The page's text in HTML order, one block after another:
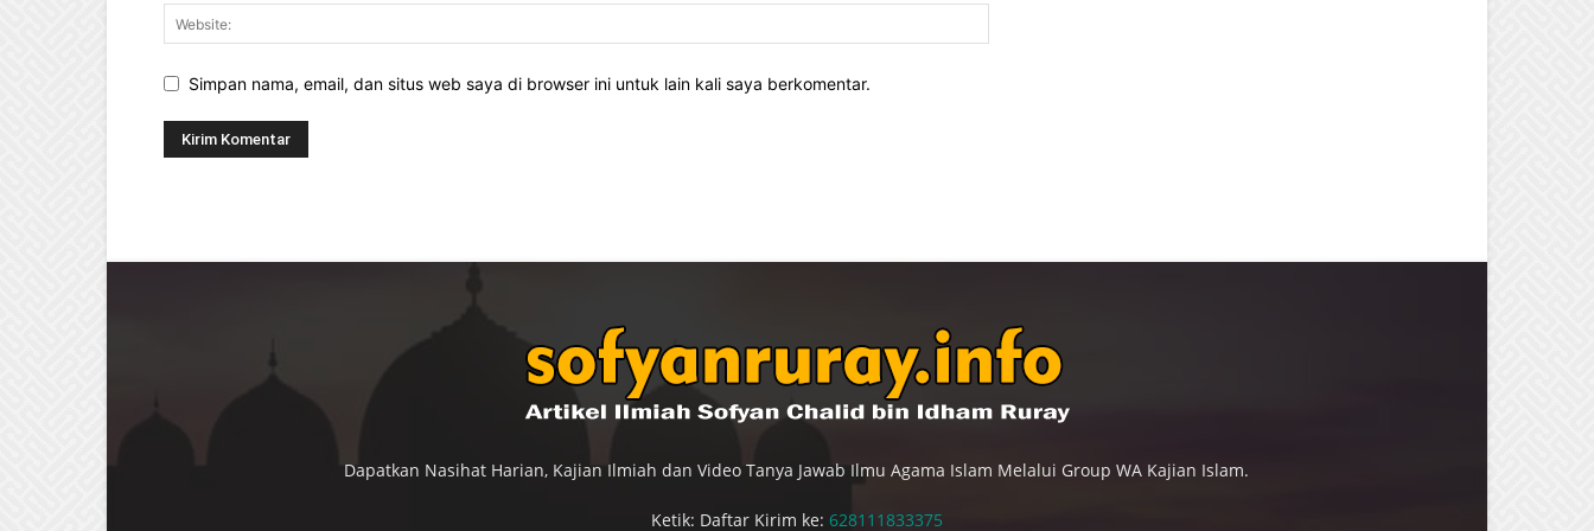
Simpan nama, email, dan situs web saya di browser ini untuk lain kali saya berkomentar.
Dapatkan Nasihat Harian, Kajian Ilmiah dan Video Tanya Jawab Ilmu Agama Islam Melalui Group WA Kajian Islam.
Ketik: Daftar Kirim ke: 628111833375